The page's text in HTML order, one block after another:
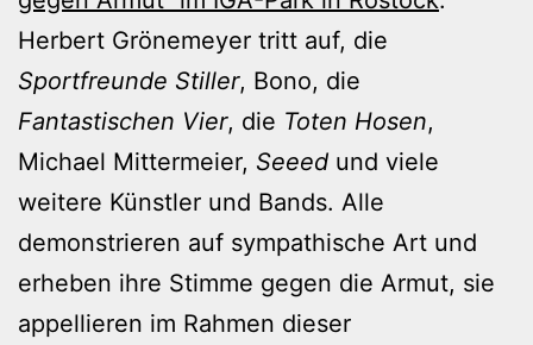
Herbert Grönemeyer tritt auf, die
Sportfreunde Stiller, Bono, die
Fantastischen Vier, die Toten Hosen,
Michael Mittermeier, Seeed und viele
weitere Künstler und Bands. Alle
demonstrieren auf sympathische Art und
erheben ihre Stimme gegen die Armut, sie
appellieren im Rahmen dieser